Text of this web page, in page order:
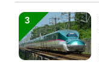
3